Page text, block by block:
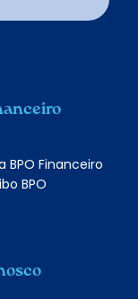
Financeiro
BPO